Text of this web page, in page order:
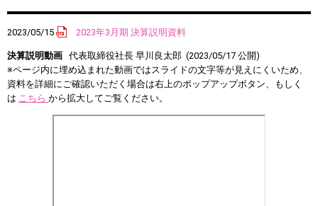
2023/05/15 2023年3月期 決算説明資料
決算説明動画 代表取締役社長 早川良太郎 (2023/05/17 公開)
※ページ内に埋め込まれた動画ではスライドの文字等が見えにくいため、
資料を詳細にご確認いただく場合は右上のポップアップボタン、もしく
は こちら から拡大してご覧ください。